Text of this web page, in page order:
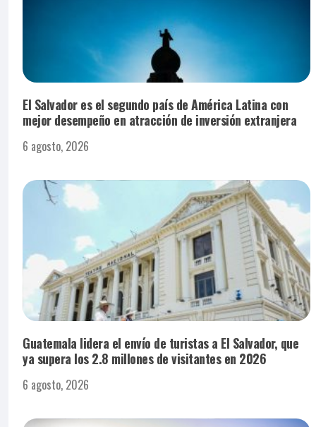
El Salvador es el segundo país de América Latina con
mejor desempeño en atracción de inversión extranjera
6 agosto, 2026
Guatemala lidera el envío de turistas a El Salvador, que
ya supera los 2.8 millones de visitantes en 2026
6 agosto, 2026